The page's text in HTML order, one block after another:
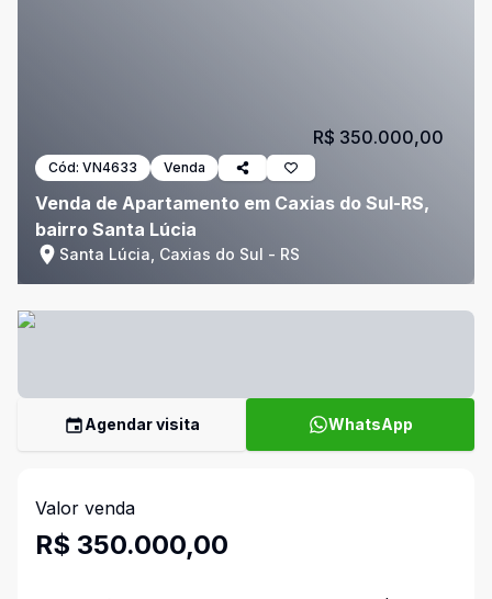
Cód: VN4633 Venda
Venda de Apartamento em Caxias do Sul-RS,
bairro Santa Lúcia
Santa Lúcia, Caxias do Sul - RS
R$ 350.000,00
Agendar visita WhatsApp
Valor venda
R$ 350.000,00